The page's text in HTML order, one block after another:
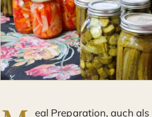
eal Preparation, auch